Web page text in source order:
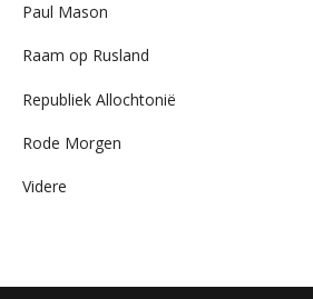
Paul Mason
Raam op Rusland
Republiek Allochtonië
Rode Morgen
Videre